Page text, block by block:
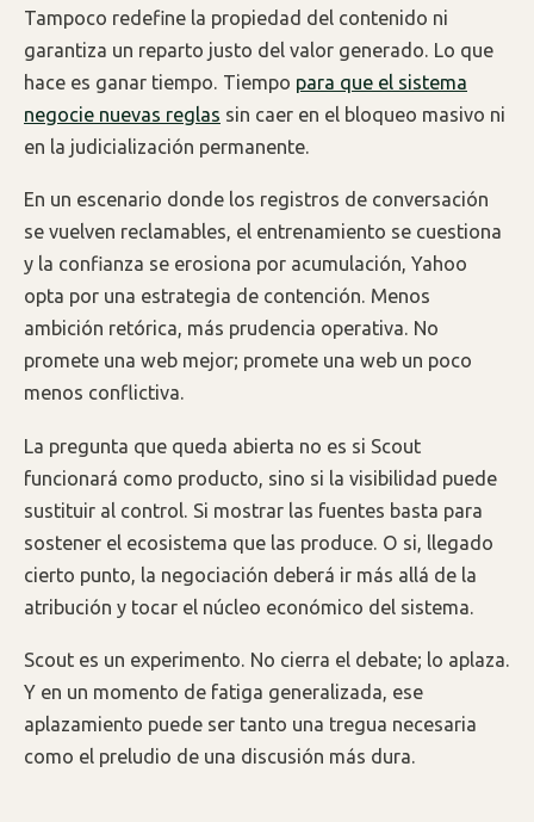
Tampoco redefine la propiedad del contenido ni
garantiza un reparto justo del valor generado. Lo que
hace es ganar tiempo. Tiempo para que el sistema
negocie nuevas reglas sin caer en el bloqueo masivo ni
en la judicialización permanente.
En un escenario donde los registros de conversación
se vuelven reclamables, el entrenamiento se cuestiona
y la confianza se erosiona por acumulación, Yahoo
opta por una estrategia de contención. Menos
ambición retórica, más prudencia operativa. No
promete una web mejor; promete una web un poco
menos conflictiva.
La pregunta que queda abierta no es si Scout
funcionará como producto, sino si la visibilidad puede
sustituir al control. Si mostrar las fuentes basta para
sostener el ecosistema que las produce. O si, llegado
cierto punto, la negociación deberá ir más allá de la
atribución y tocar el núcleo económico del sistema.
Scout es un experimento. No cierra el debate; lo aplaza.
Y en un momento de fatiga generalizada, ese
aplazamiento puede ser tanto una tregua necesaria
como el preludio de una discusión más dura.